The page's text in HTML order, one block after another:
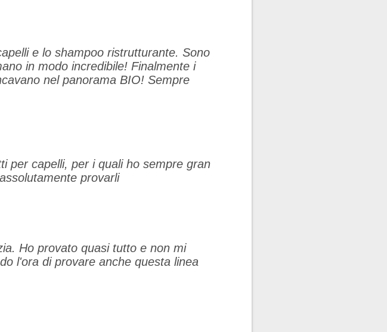
e lo shampoo ristrutturante. Sono
in modo incredibile! Finalmente i
nel panorama BIO! Sempre
per capelli, per i quali ho sempre gran
provarli
Ho provato quasi tutto e non mi
l'ora di provare anche questa linea